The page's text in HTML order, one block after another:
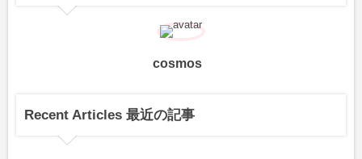
cosmos
Recent Articles 最近の記事